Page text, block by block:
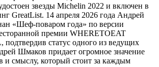
звезды Michelin 2022 и включен в
GreatList. 14 апреля 2026 года Андрей
«Шеф-поваром года» по версии
премии WHERETOEAT
статус одного из ведущих
Шмаков придает огромное значение
и смыслу, который стоит за каждым